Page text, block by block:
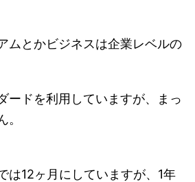
ムとかビジネスは企業レベルの
ードを利用していますが、まっ
。
は12ヶ月にしていますが、1年